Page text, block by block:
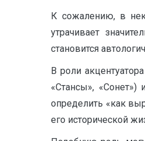
К сожалению, в
утрачивает
становится
В роли
«Стансы»,
определить «как
его исторической